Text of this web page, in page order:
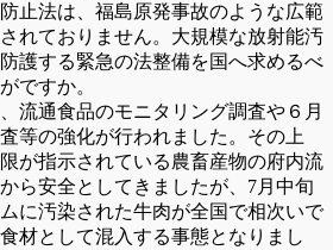
止法は、福島原発事故のような広範
れておりません。大規模な放射能汚
護する緊急の法整備を国へ求めるべ
ですか。
流通食品のモニタリング調査や６月
等の強化が行われました。その上
が指示されている農畜産物の府内流
ら安全としてきましたが、7月中旬
に汚染された牛肉が全国で相次いで
材として混入する事態となりまし